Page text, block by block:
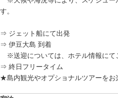
す。
⇒ ジェット船にて出発
⇒ 伊豆大島 到着
※送迎については、ホテル情報にて
⇒ 終日フリータイム
★島内観光やオプショナルツアーをお